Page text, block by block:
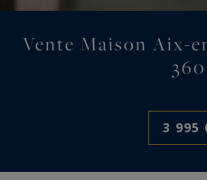
Vente Maison Aix-
3 995